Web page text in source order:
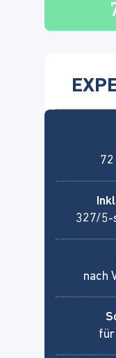
327/5-
nach
für